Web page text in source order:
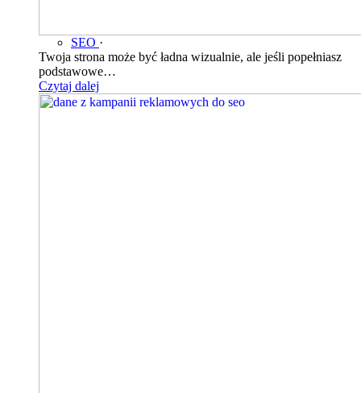
SEO ·
Twoja strona może być ładna wizualnie, ale jeśli popełniasz
podstawowe…
Czytaj dalej